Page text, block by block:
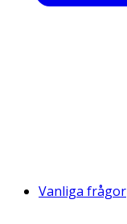
Vanliga frågor